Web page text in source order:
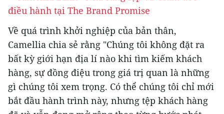
Về quá trình khởi nghiệp của bản thân,
Camellia chia sẻ rằng "Chúng tôi không đặt ra
bất kỳ giới hạn địa lí nào khi tìm kiếm khách
hàng, sự đồng điệu trong giá trị quan là những
gì chúng tôi xem trọng. Có thể chúng tôi chỉ mới
bắt đầu hành trình này, nhưng tệp khách hàng